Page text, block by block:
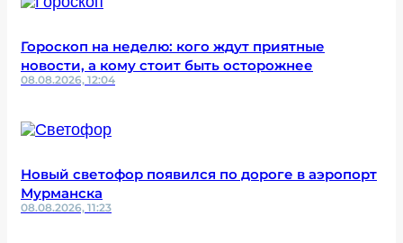
Гороскоп на неделю: кого ждут приятные
новости, а кому стоит быть осторожнее
08.08.2026, 12:04
Новый светофор появился по дороге в аэропорт
Мурманска
08.08.2026, 11:23